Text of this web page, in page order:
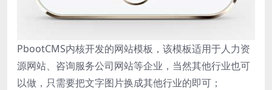
PbootCMS内核开发的网站模板，该模板适用于人力资
源网站、咨询服务公司网站等企业，当然其他行业也可
以做，只需要把文字图片换成其他行业的即可；